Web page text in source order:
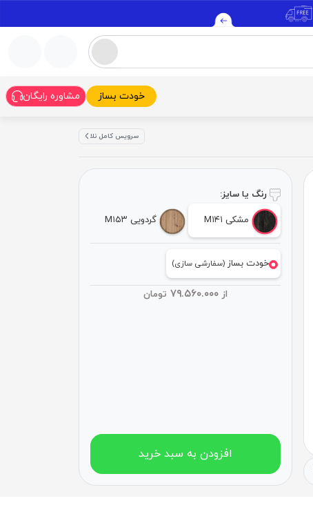
خودت بساز مشاوره رایگان
سرویس کامل نلا
رنگ یا سایز:
مشکی M۱۴۱ گردویی M۱۵۳
خودت بساز(سفارشی سازی)
از تومان
افزودن به سبد خرید